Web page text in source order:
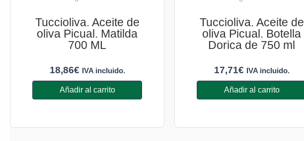
Tuccioliva. Aceite de
oliva Picual. Matilda
700 ML
18,86€ IVA incluido.
Añadir al carrito
Tuccioliva. Aceite de
oliva Picual. Botella
Dorica de 750 ml
17,71€ IVA incluido.
Añadir al carrito